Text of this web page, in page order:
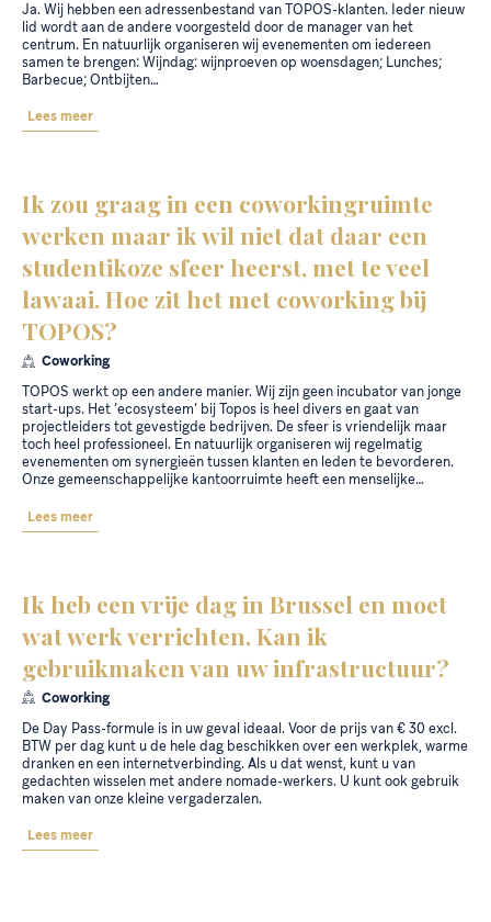
Ja. Wij hebben een adressenbestand van TOPOS-klanten. Ieder nieuw
lid wordt aan de andere voorgesteld door de manager van het
centrum. En natuurlijk organiseren wij evenementen om iedereen
samen te brengen: Wijndag: wijnproeven op woensdagen; Lunches;
Barbecue; Ontbijten…
Lees meer
Ik zou graag in een coworkingruimte
werken maar ik wil niet dat daar een
studentikoze sfeer heerst, met te veel
lawaai. Hoe zit het met coworking bij
TOPOS?
Coworking
TOPOS werkt op een andere manier. Wij zijn geen incubator van jonge
start-ups. Het ‘ecosysteem’ bij Topos is heel divers en gaat van
projectleiders tot gevestigde bedrijven. De sfeer is vriendelijk maar
toch heel professioneel. En natuurlijk organiseren wij regelmatig
evenementen om synergieën tussen klanten en leden te bevorderen.
Onze gemeenschappelijke kantoorruimte heeft een menselijke…
Lees meer
Ik heb een vrije dag in Brussel en moet
wat werk verrichten. Kan ik
gebruikmaken van uw infrastructuur?
Coworking
De Day Pass-formule is in uw geval ideaal. Voor de prijs van € 30 excl.
BTW per dag kunt u de hele dag beschikken over een werkplek, warme
dranken en een internetverbinding. Als u dat wenst, kunt u van
gedachten wisselen met andere nomade-werkers. U kunt ook gebruik
maken van onze kleine vergaderzalen.
Lees meer